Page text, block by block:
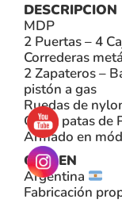
DESCRIPCION
MDP
2 Puertas – 4
Correderas
2 Zapateros –
pistón a gas
Ruedas de
Con 8 patas de
Armado en
ORIGEN
Argentina
Fabricación